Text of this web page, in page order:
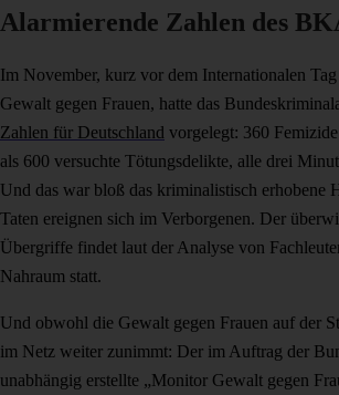
Alarmierende Zahlen des
Im November, kurz vor dem Internationalen
Gewalt gegen Frauen, hatte das
Zahlen für Deutschland vorgelegt: 360
als 600 versuchte Tötungsdelikte, alle drei
Und das war bloß das kriminalistisch erhobene
Taten ereignen sich im Verborgenen. Der
Übergriffe findet laut der Analyse von
Nahraum statt.
Und obwohl die Gewalt gegen Frauen auf der
im Netz weiter zunimmt: Der im Auftrag der
unabhängig erstellte „Monitor Gewalt gegen